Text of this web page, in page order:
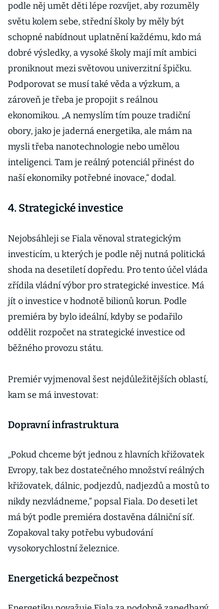
podle něj umět děti lépe rozvíjet, aby rozuměly
světu kolem sebe, střední školy by měly být
schopné nabídnout uplatnění každému, kdo má
dobré výsledky, a vysoké školy mají mít ambici
proniknout mezi světovou univerzitní špičku.
Podporovat se musí také věda a výzkum, a
zároveň je třeba je propojit s reálnou
ekonomikou. „A nemyslím tím pouze tradiční
obory, jako je jaderná energetika, ale mám na
mysli třeba nanotechnologie nebo umělou
inteligenci. Tam je reálný potenciál přinést do
naší ekonomiky potřebné inovace,“ dodal.
4. Strategické investice
Nejobsáhleji se Fiala věnoval strategickým
investicím, u kterých je podle něj nutná politická
shoda na desetiletí dopředu. Pro tento účel vláda
zřídila vládní výbor pro strategické investice. Má
jít o investice v hodnotě bilionů korun. Podle
premiéra by bylo ideální, kdyby se podařilo
oddělit rozpočet na strategické investice od
běžného provozu státu.
Premiér vyjmenoval šest nejdůležitějších oblastí,
kam se má investovat:
Dopravní infrastruktura
„Pokud chceme být jednou z hlavních křižovatek
Evropy, tak bez dostatečného množství reálných
křižovatek, dálnic, podjezdů, nadjezdů a mostů to
nikdy nezvládneme,“ popsal Fiala. Do deseti let
má být podle premiéra dostavěna dálniční síť.
Zopakoval taky potřebu vybudování
vysokorychlostní železnice.
Energetická bezpečnost